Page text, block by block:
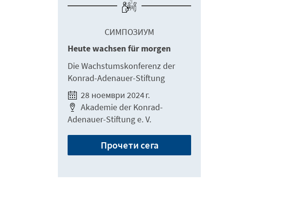
СИМПОЗИУМ
Heute wachsen für morgen
Die Wachstumskonferenz der
Konrad-Adenauer-Stiftung
28 ноември 2024 г.
Akademie der Konrad-
Adenauer-Stiftung e. V.
Прочети сега